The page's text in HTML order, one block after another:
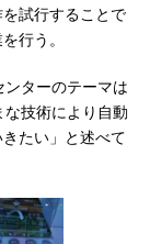
試行することで
行う。
ターのテーマは
な技術により自動
たい」と述べて